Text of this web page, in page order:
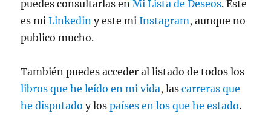
puedes consultarlas enMi Lista de Deseos. Este
es miLinkedin y este miInstagram, aunque no
publico mucho.
También puedes acceder al listado de todos los
libros que he leído en mi vida, lascarreras que
he disputado y lospaíses en los que he estado.